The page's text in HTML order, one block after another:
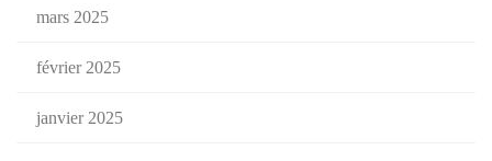
mars 2025
février 2025
janvier 2025